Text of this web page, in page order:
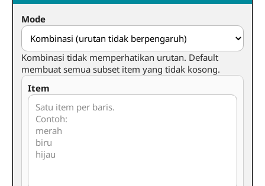
Mode
Kombinasi tidak memperhatikan urutan. Default
membuat semua subset item yang tidak kosong.
Item